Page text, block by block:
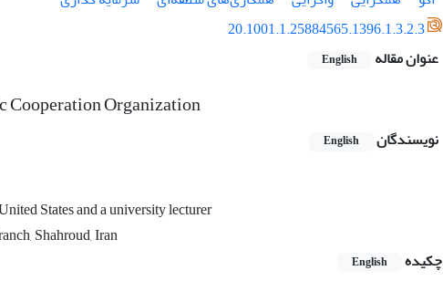
20.1001.1.25884565.1396.1.3.2.3
عنوان مقاله
English
Cooperation Organization
نویسندگان English
States and a university lecturer
Shahroud, Iran
چکیده
English